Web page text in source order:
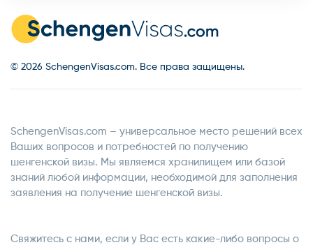
© 2026 SchengenVisas.com. Все права защищены.
SchengenVisas.com – универсальное место решений всех
Ваших вопросов и потребностей по получению
шенгенской визы. Мы являемся хранилищем или базой
знаний любой информации, необходимой для заполнения
заявления на получение шенгенской визы.
Свяжитесь с нами, если у Вас есть какие-либо вопросы о